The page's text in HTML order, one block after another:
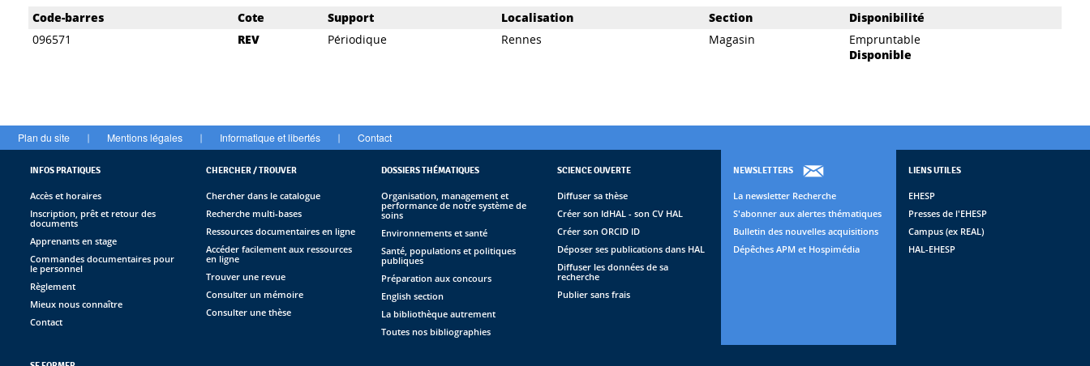
Liste des exemplaires
Code-barres Cote Support Localisation Section
Disponibilité
096571
REV Périodique Rennes Magasin
Empruntable
Disponible
Plan du site | Mentions légales | Informatique et libertés | Contact
INFOS PRATIQUES
Accès et horaires
Inscription, prêt et retour des
documents
Apprenants en stage
Commandes documentaires pour
le personnel
Règlement
Mieux nous connaître
Contact
CHERCHER / TROUVER
Chercher dans le catalogue
Recherche multi-bases
Ressources documentaires en ligne
Accéder facilement aux ressources
en ligne
Trouver une revue
Consulter un mémoire
Consulter une thèse
DOSSIERS THÉMATIQUES
Organisation, management et
performance de notre système de
soins
Environnements et santé
Santé, populations et politiques
publiques
Préparation aux concours
English section
La bibliothèque autrement
Toutes nos bibliographies
SCIENCE OUVERTE
Diffuser sa thèse
Créer son IdHAL - son CV HAL
Créer son ORCID ID
Déposer ses publications dans HAL
Diffuser les données de sa
recherche
Publier sans frais
NEWSLETTERS
La newsletter Recherche
S'abonner aux alertes thématiques
Bulletin des nouvelles acquisitions
Dépêches APM et Hospimédia
LIENS UTILES
EHESP
Presses de l'EHESP
Campus (ex REAL)
HAL-EHESP